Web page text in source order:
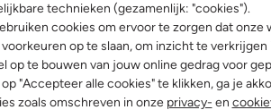
technieken (gezamenlijk: "cookies").
cookies om ervoor te zorgen dat
op te slaan, om inzicht te
op te bouwen van jouw online gedrag voor
"Accepteer alle cookies" te klikken, ga je
zoals omschreven in onze privacy- en